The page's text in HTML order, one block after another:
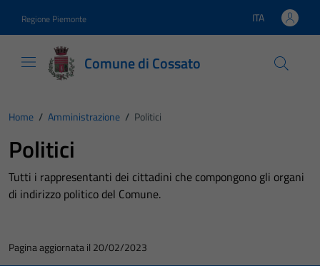
Regione Piemonte Lingua attiva:
ITA
Comune di Cossato
Home / Amministrazione / Politici
Politici
Tutti i rappresentanti dei cittadini che compongono gli organi
di indirizzo politico del Comune.
Pagina aggiornata il 20/02/2023